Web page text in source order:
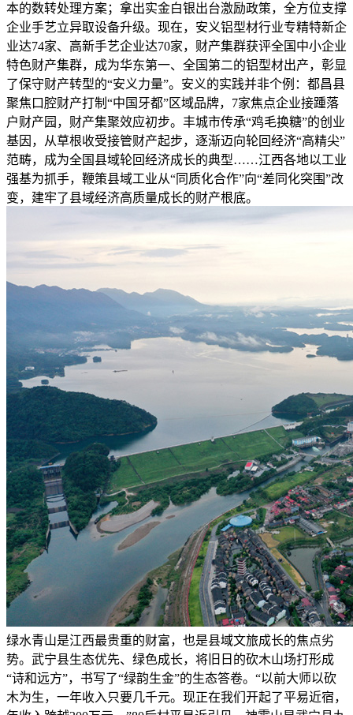
本的数转处理方案；拿出实金白银出台激励政策，全方位支撑
企业手艺立异取设备升级。现在，安义铝型材行业专精特新企
业达74家、高新手艺企业达70家，财产集群获评全国中小企业
特色财产集群，成为华东第一、全国第二的铝型材出产，彰显
了保守财产转型的“安义力量”。安义的实践并非个例：都昌县
聚焦口腔财产打制“中国牙都”区域品牌，7家焦点企业接踵落
户财产园，财产集聚效应初步。丰城市传承“鸡毛换糖”的创业
基因，从草根收受接管财产起步，逐渐迈向轮回经济“高精尖”
范畴，成为全国县域轮回经济成长的典型……江西各地以工业
强基为抓手，鞭策县域工业从“同质化合作”向“差同化突围”改
变，建牢了县域经济高质量成长的财产根底。
绿水青山是江西最贵重的财富，也是县域文旅成长的焦点劣
势。武宁县生态优先、绿色成长，将旧日的砍木山场打形成
“诗和远方”，书写了“绿韵生金”的生态答卷。“以前大师以砍
木为生，一年收入只要几千元。现正在我们开起了平易近宿，